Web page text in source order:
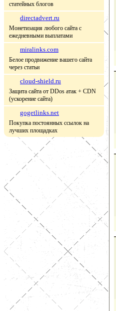
статейных блогов
directadvert.ru
Монетизация любого сайта с
ежедневными выплатами
miralinks.com
Белое продвижение вашего сайта
через статьи
cloud-shield.ru
Защита сайта от DDos атак + CDN
(ускорение сайта)
gogetlinks.net
Покупка постоянных ссылок на
лучших площадках